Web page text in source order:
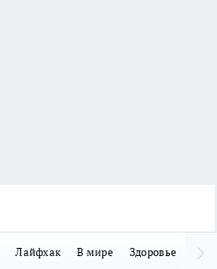
Лайфхак В мире Здоровье